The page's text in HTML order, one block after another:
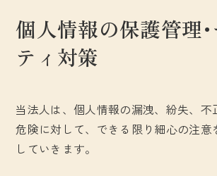
個人情報の保護管理･
ティ対策
当法人は、個人情報の漏洩、紛失、不
危険に対して、できる限り細心の注意
していきます。